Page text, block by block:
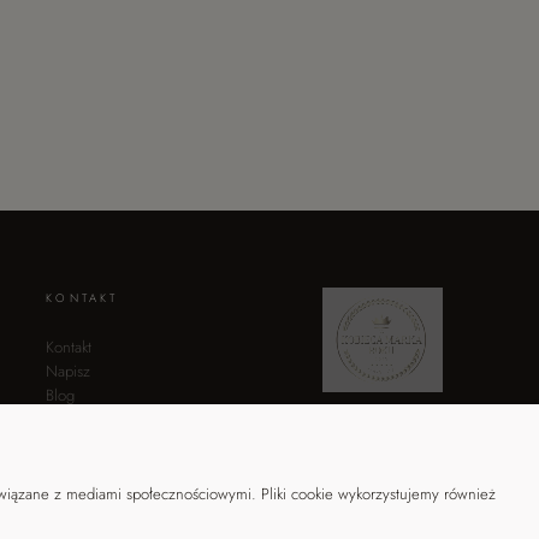
KONTAKT
Kontakt
Napisz
Blog
z mediami społecznościowymi. Pliki cookie wykorzystujemy również